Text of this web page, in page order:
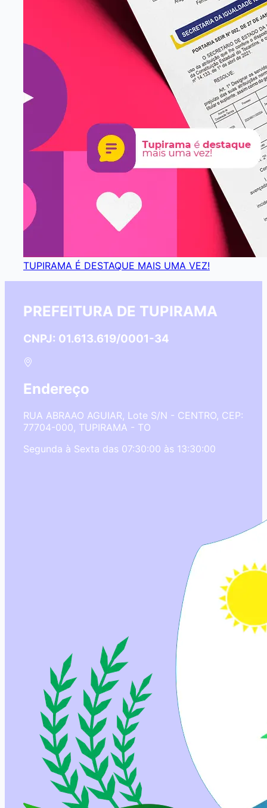
TUPIRAMA É DESTAQUE MAIS UMA VEZ!
PREFEITURA DE TUPIRAMA
CNPJ: 01.613.619/0001-34
Endereço
RUA ABRAAO AGUIAR, Lote S/N - CENTRO, CEP:
77704-000, TUPIRAMA - TO
Segunda à Sexta das 07:30:00 às 13:30:00